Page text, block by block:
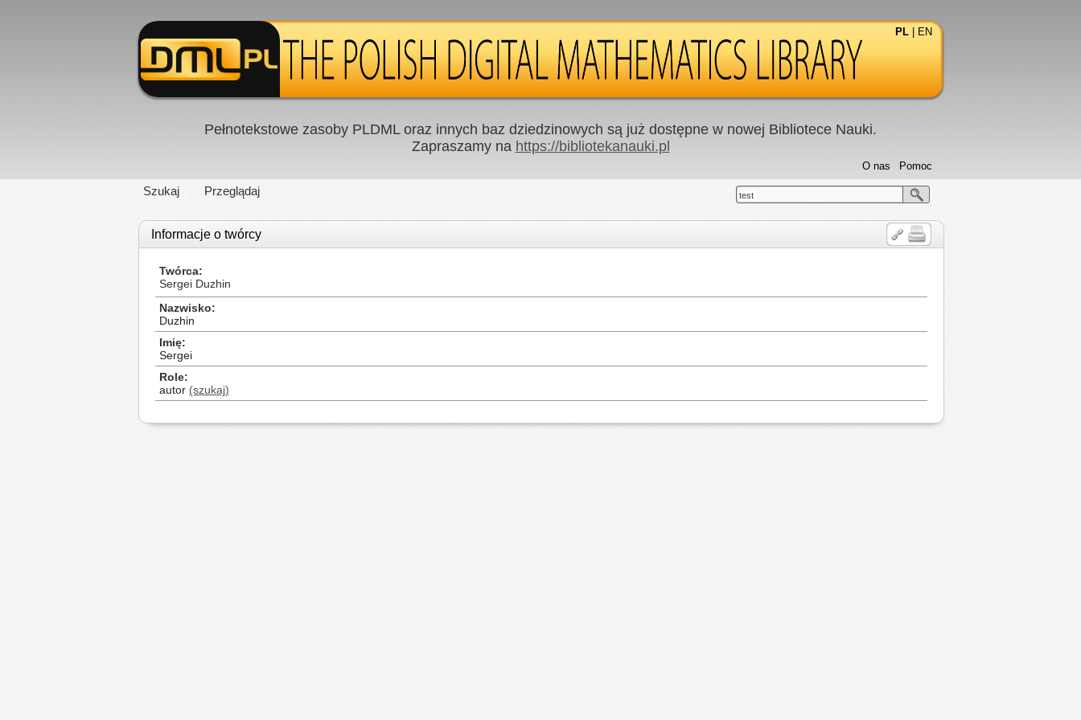
PL EN
Pełnotekstowe zasoby PLDML oraz innych baz dziedzinowych są już dostępne w nowej Bibliotece Nauki.
Zapraszamy na https://bibliotekanauki.pl
Szukaj Przeglądaj
Pomoc
O nas
test
Informacje o twórcy
Twórca
Sergei Duzhin
Nazwisko
Duzhin
Imię
Sergei
Role
autor (szukaj)